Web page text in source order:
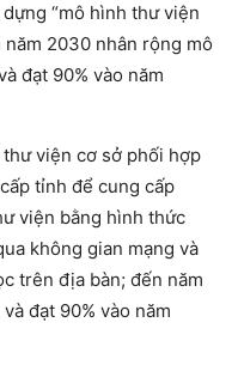
“mô hình thư viện
2030 nhân rộng mô
đạt 90% vào năm
viện cơ sở phối hợp
tỉnh để cung cấp
viện bằng hình thức
không gian mạng và
trên địa bàn; đến năm
đạt 90% vào năm